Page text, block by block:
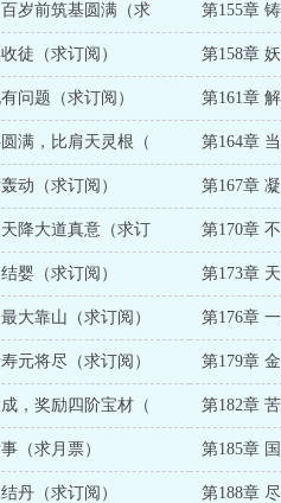
岁前筑基圆满（求 第155章
徒（求订阅） 第158章
问题（求订阅） 第161章
满，比肩天灵根（ 第164章
动（求订阅） 第167章
降大道真意（求订 第170章
婴（求订阅） 第173章
大靠山（求订阅） 第176章
元将尽（求订阅） 第179章
，奖励四阶宝材（ 第182章
（求月票） 第185章
丹（求订阅） 第188章